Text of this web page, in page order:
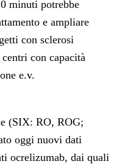
minuti potrebbe
e ampliare
con sclerosi
con capacità
e.v.
(SIX: RO, ROG;
oggi nuovi dati
ocrelizumab, dai quali